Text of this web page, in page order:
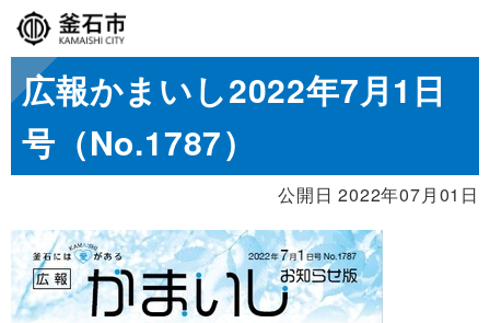
広報かまいし2022年7月1日
号（No.1787）
公開日 2022年07月01日